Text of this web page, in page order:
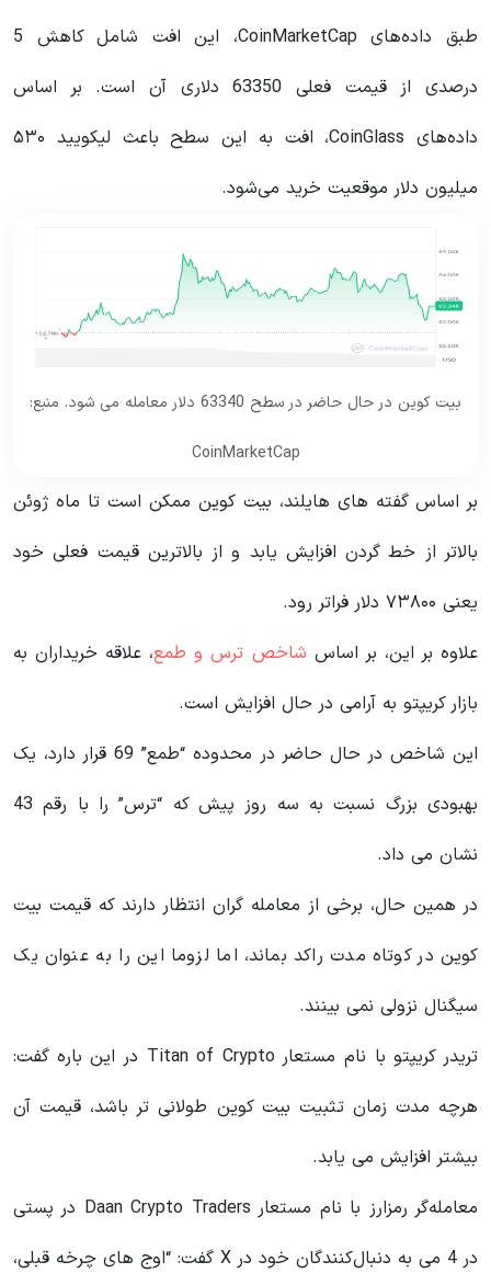
طبق داده‌های CoinMarketCap، این افت شامل کاهش 5
درصدی از قیمت فعلی 63350 دلاری آن است. بر اساس
داده‌های CoinGlass، افت به این سطح باعث لیکویید ۵۳۰
میلیون دلار موقعیت‌ خرید می‌شود.
بیت کوین در حال حاضر در سطح 63340 دلار معامله می شود. منبع:
CoinMarketCap
بر اساس گفته های هایلند، بیت کوین ممکن است تا ماه ژوئن
بالاتر از خط گردن افزایش یابد و از بالاترین قیمت فعلی خود
یعنی ۷۳۸۰۰ دلار فراتر رود.
علاوه بر این، بر اساس شاخص ترس و طمع، علاقه خریداران به
بازار کریپتو به آرامی در حال افزایش است.
این شاخص در حال حاضر در محدوده “طمع” 69 قرار دارد، یک
بهبودی بزرگ نسبت به سه روز پیش که “ترس” را با رقم 43
نشان می داد.
در همین حال، برخی از معامله گران انتظار دارند که قیمت بیت
کوین در کوتاه مدت راکد بماند، اما لزوما این را به عنوان یک
سیگنال نزولی نمی بینند.
تریدر کریپتو با نام مستعار Titan of Crypto در این باره گفت:
هرچه مدت زمان تثبیت بیت کوین طولانی تر باشد، قیمت آن
بیشتر افزایش می یابد.
معامله‌گر رمزارز با نام مستعار Daan Crypto Traders در پستی
در 4 می به دنبال‌کنندگان خود در X گفت: “اوج های چرخه قبلی،